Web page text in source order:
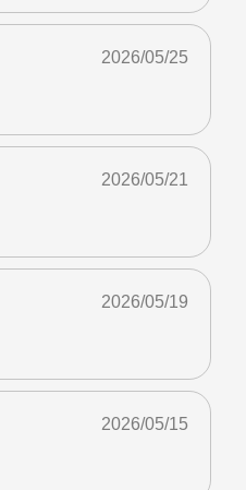
2026/05/25
2026/05/21
2026/05/19
2026/05/15